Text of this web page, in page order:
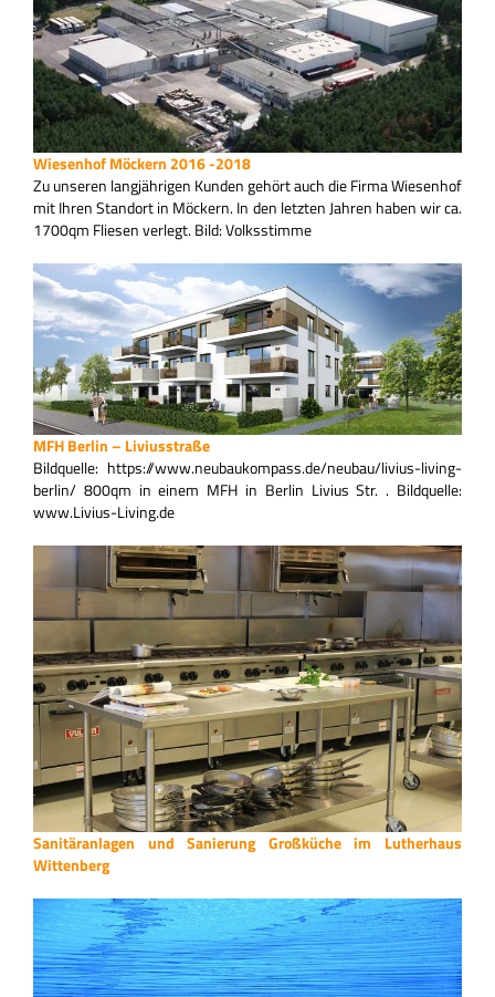
Wiesenhof Möckern 2016 -2018
Zu unseren langjährigen Kunden gehört auch die Firma Wiesenhof
mit Ihren Standort in Möckern. In den letzten Jahren haben wir ca.
1700qm Fliesen verlegt. Bild: Volksstimme
MFH Berlin – Liviusstraße
Bildquelle: https://www.neubaukompass.de/neubau/livius-living-
berlin/ 800qm in einem MFH in Berlin Livius Str. . Bildquelle:
www.Livius-Living.de
Sanitäranlagen und Sanierung Großküche im Lutherhaus
Wittenberg